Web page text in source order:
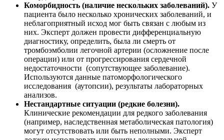
Коморбидность (наличие нескольких заболеваний). У
пациента было несколько хронических заболеваний, и
неблагоприятный исход мог быть связан с любым из
них. Эксперт должен провести дифференциальную
диагностику, определить, была ли смерть от
тромбоэмболии легочной артерии (осложнение после
операции) или от прогрессирования сердечной
недостаточности (сопутствующее заболевание).
Используются данные патоморфологического
исследования (аутопсии), результаты лабораторных
анализов.
Нестандартные ситуации (редкие болезни).
Клинические рекомендации для редкого заболевания
(например, наследственная метаболическая патология)
могут отсутствовать или быть неполными. Эксперт